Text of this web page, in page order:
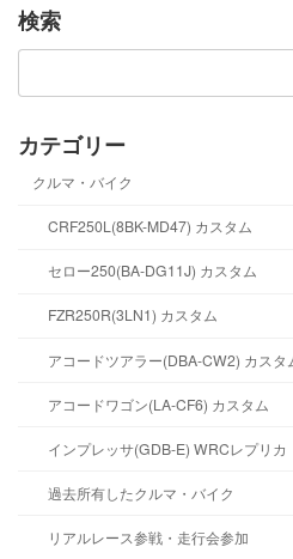
検索
カテゴリー
クルマ・バイク
CRF250L(8BK-MD47) カスタム
セロー250(BA-DG11J) カスタム
FZR250R(3LN1) カスタム
アコードツアラー(DBA-CW2) カスタ
アコードワゴン(LA-CF6) カスタム
インプレッサ(GDB-E) WRCレプリカ
過去所有したクルマ・バイク
リアルレース参戦・走行会参加